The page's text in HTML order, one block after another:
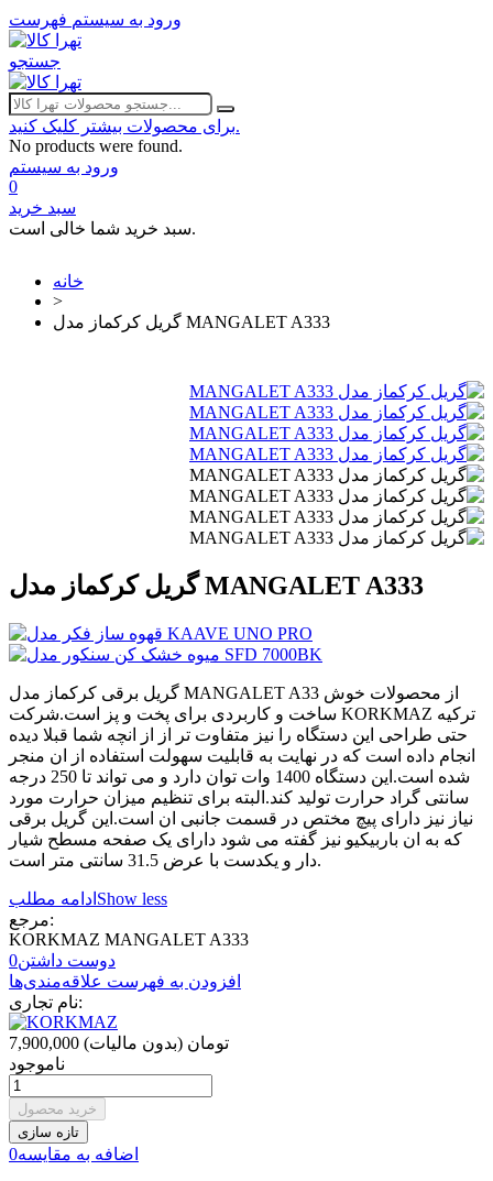
ورود به سیستم فهرست
جستجو
برای محصولات بیشتر کلیک کنید.
No products were found.
ورود به سیستم
0
سبد خرید
سبد خرید شما خالی است.
خانه
>
گریل کرکماز مدل MANGALET A333
گریل کرکماز مدل MANGALET A333
گریل برقی کرکماز مدل MANGALET A33 از محصولات خوش
ساخت و کاربردی برای پخت و پز است.شرکت KORKMAZ ترکیه
حتی طراحی این دستگاه را نیز متفاوت تر از از انچه شما قبلا دیده
انجام داده است که در نهایت به قابلیت سهولت استفاده از ان منجر
شده است.این دستگاه 1400 وات توان دارد و می تواند تا 250 درجه
سانتی گراد حرارت تولید کند.البته برای تنظیم میزان حرارت مورد
نیاز نیز دارای پیچ مختص در قسمت جانبی ان است.این گریل برقی
که به ان باربیکیو نیز گفته می شود دارای یک صفحه مسطح شیار
دار و یکدست با عرض 31.5 سانتی متر است.
ادامه مطلب Show less
مرجع:
KORKMAZ MANGALET A333
دوست داشتن0
افزودن به فهرست علاقه‌مندی‌ها
نام تجاری:
7,900,000 تومان (بدون مالیات)
ناموجود
خرید محصول
اضافه به مقایسه0